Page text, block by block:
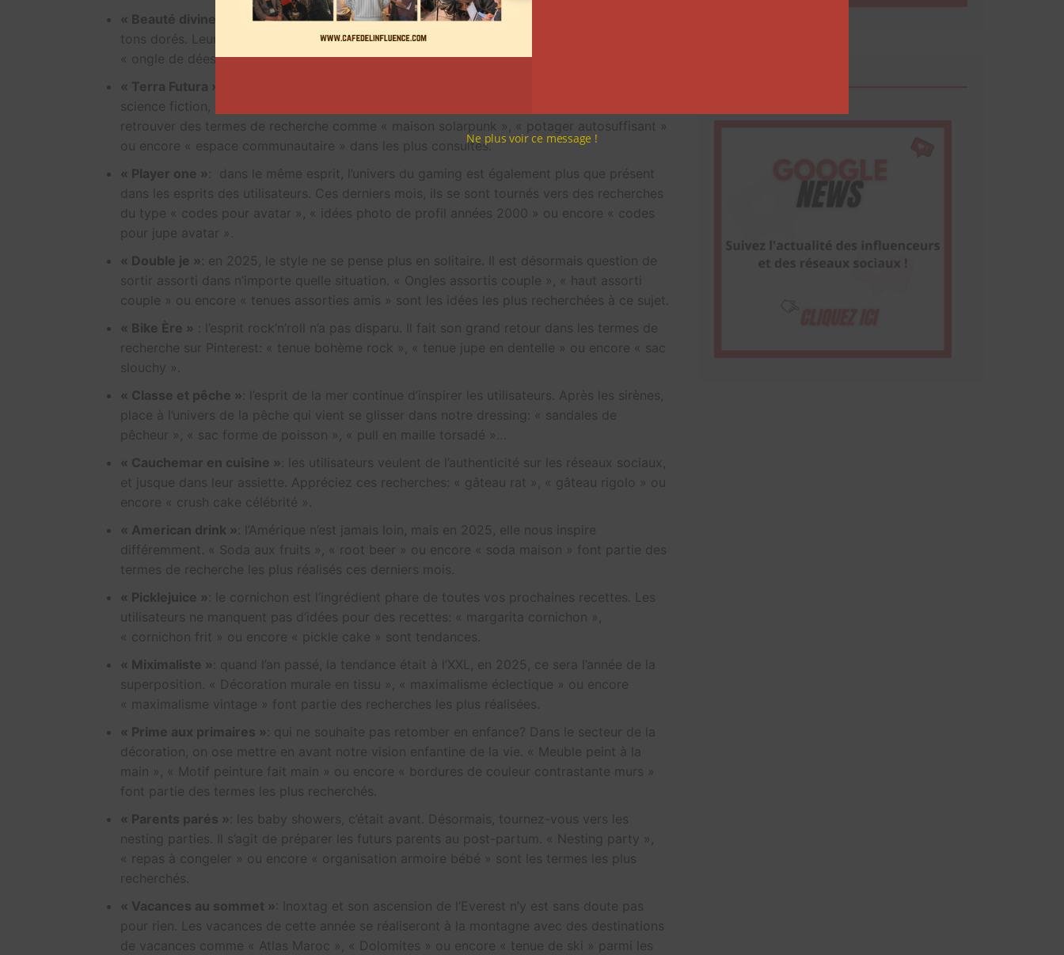
« Beauté divine »
: après l’univers de la poupée, on retrouve celui des déesses et de leurs
tons dorés. Leur « vibe » va être partout en 2025: « ongles de déesse », « beauté divine »,
« ongle de déesse »…
« Terra Futura »
science fiction, où il est question d’auto-suffisance, principalement. Pas étonnant donc de
retrouver des termes de recherche comme « maison solarpunk », « potager autosuffisant »
ou encore « espace communautaire » dans les plus consultés.
« Player one » : dans le même esprit, l’univers du gaming est également plus que présent
dans les esprits des utilisateurs. Ces derniers mois, ils se sont tournés vers des recherches
du type « codes pour avatar », « idées photo de profil années 2000 » ou encore « codes
pour jupe avatar ».
« Double je » : en 2025, le style ne se pense plus en solitaire. Il est désormais question de
sortir assorti dans n’importe quelle situation. « Ongles assortis couple », « haut assorti
couple » ou encore « tenues assorties amis » sont les idées les plus recherchées à ce sujet.
« Bike Ère » : l’esprit rock’n’roll n’a pas disparu. Il fait son grand retour dans les termes de
recherche sur Pinterest: « tenue bohème rock », « tenue jupe en dentelle » ou encore « sac
slouchy ».
« Classe et pêche » : l’esprit de la mer continue d’inspirer les utilisateurs. Après les sirènes,
place à l’univers de la pêche qui vient se glisser dans notre dressing: « sandales de
pêcheur », « sac forme de poisson », « pull en maille torsadé »…
« Cauchemar en cuisine » : les utilisateurs veulent de l’authenticité sur les réseaux sociaux,
et jusque dans leur assiette. Appréciez ces recherches: « gâteau rat », « gâteau rigolo » ou
encore « crush cake célébrité ».
« American drink » : l’Amérique n’est jamais loin, mais en 2025, elle nous inspire
différemment. « Soda aux fruits », « root beer » ou encore « soda maison » font partie des
termes de recherche les plus réalisés ces derniers mois.
« Picklejuice » : le cornichon est l’ingrédient phare de toutes vos prochaines recettes. Les
utilisateurs ne manquent pas d’idées pour des recettes: « margarita cornichon »,
« cornichon frit » ou encore « pickle cake » sont tendances.
« Miximaliste » : quand l’an passé, la tendance était à l’XXL, en 2025, ce sera l’année de la
superposition. « Décoration murale en tissu », « maximalisme éclectique » ou encore
« maximalisme vintage » font partie des recherches les plus réalisées.
« Prime aux primaires » : qui ne souhaite pas retomber en enfance? Dans le secteur de la
décoration, on ose mettre en avant notre vision enfantine de la vie. « Meuble peint à la
main », « Motif peinture fait main » ou encore « bordures de couleur contrastante murs »
font partie des termes les plus recherchés.
« Parents parés » : les baby showers, c’était avant. Désormais, tournez-vous vers les
nesting parties. Il s’agit de préparer les futurs parents au post-partum. « Nesting party »,
« repas à congeler » ou encore « organisation armoire bébé » sont les termes les plus
recherchés.
« Vacances au sommet » : Inoxtag et son ascension de l’Everest n’y est sans doute pas
pour rien. Les vacances de cette année se réaliseront à la montagne avec des destinations
de vacances comme « Atlas Maroc », « Dolomites » ou encore « tenue de ski » parmi les
Ne plus voir ce message !